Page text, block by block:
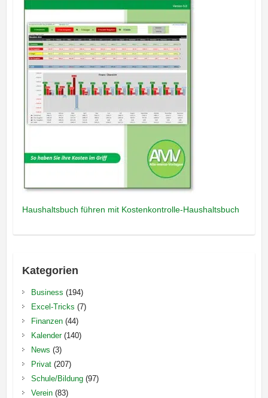
Haushaltsbuch führen mit Kostenkontrolle-Haushaltsbuch
Kategorien
Business (194)
Excel-Tricks (7)
Finanzen(44)
Kalender(140)
News (3)
Privat(207)
Schule/Bildung(97)
Verein(83)